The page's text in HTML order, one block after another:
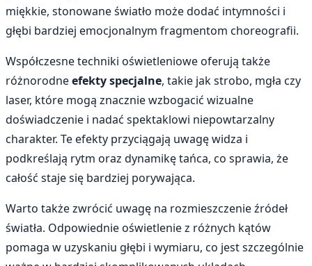
miękkie, stonowane światło może dodać intymności i
głębi bardziej emocjonalnym fragmentom choreografii.
Współczesne techniki oświetleniowe oferują także
różnorodneefekty specjalne, takie jak strobo, mgła czy
laser, które mogą znacznie wzbogacić wizualne
doświadczenie i nadać spektaklowi niepowtarzalny
charakter. Te efekty przyciągają uwagę widza i
podkreślają rytm oraz dynamikę tańca, co sprawia, że
całość staje się bardziej porywająca.
Warto także zwrócić uwagę na rozmieszczenie źródeł
światła. Odpowiednie oświetlenie z różnych kątów
pomaga w uzyskaniu głębi i wymiaru, co jest szczególnie